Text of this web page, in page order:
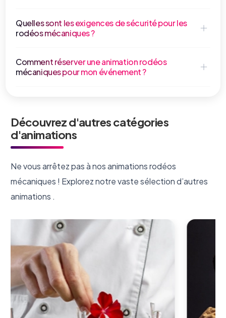
Quelles sont les exigences de sécurité pour les
rodéos mécaniques ?
Comment réserver une animation rodéos
mécaniques pour mon événement ?
Découvrez d'autres catégories
d'animations
Ne vous arrêtez pas à nos animations rodéos
mécaniques ! Explorez notre vaste sélection d’autres
animations .